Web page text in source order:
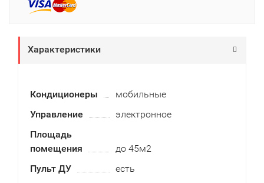
Характеристики
Кондиционеры
мобильные
Управление
электронное
Площадь
помещения
до 45м2
Пульт ДУ
есть